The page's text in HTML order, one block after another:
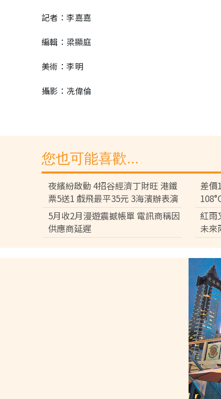
記者：李嘉嘉
編輯：梁顯庭
美術：李明
攝影：冼偉倫
您也可能喜歡...
夜繽紛啟動 4招谷經濟丁財旺 港鐵
票5送1 戲飛最平35元 3海濱辦表演
差價
差逾
5月收2月漫遊震撼帳單 電訊商稱因
供應商延遲
紅雨
未來